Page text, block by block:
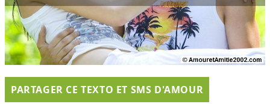
PARTAGER CE TEXTO ET SMS D'AMOUR